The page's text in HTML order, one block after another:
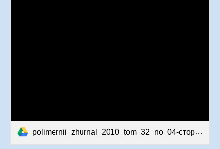
polimernii_zhurnal_2010_tom_32_no_04-сторінки-81-85.pdf